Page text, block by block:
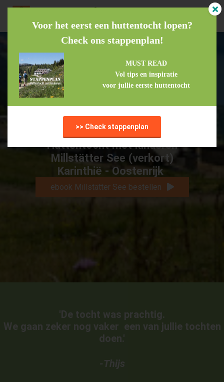
Schitterende kindvriendelijke panoramatoer
Huttentocht met kinderen
Millstätter See (verkort)
Karinthië - Oostenrijk
ebook Millstätter See bestellen
'De tocht was prachtig.
We gaan zeker nog vaker een van jullie tochten
doen.'
-Thijs
Voor het eerst een huttentocht lopen?
Check ons stappenplan!
MUST READ
Vol tips en inspiratie
voor jullie eerste huttentocht
>> Check stappenplan